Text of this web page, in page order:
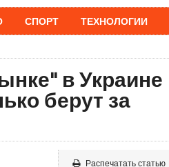
СПОРТ ТЕХНОЛОГИИ
в Украине
берут за
Распечатать статью